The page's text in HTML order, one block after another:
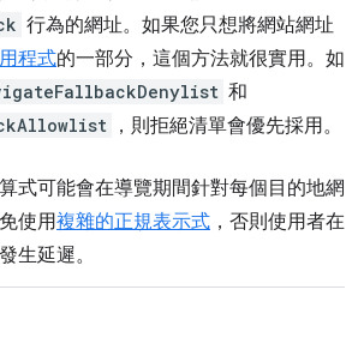
行為的網址。如果您只想將網站網址
程式的一部分，這個方法就很實用。如
和
，則拒絕清單會優先採用。
式可能會在導覽期間針對每個目的地網
使用複雜的正規表示式 ，否則使用者在
生延遲。